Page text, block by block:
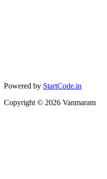
Powered by StartCode.in
Copyright © 2026 Vanmaram